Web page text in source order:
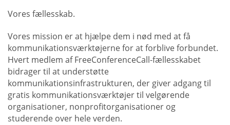
Vores fællesskab.
Vores mission er at hjælpe dem i nød med at få
kommunikationsværktøjerne for at forblive forbundet.
Hvert medlem af FreeConferenceCall-fællesskabet
bidrager til at understøtte
kommunikationsinfrastrukturen, der giver adgang til
gratis kommunikationsværktøjer til velgørende
organisationer, nonprofitorganisationer og
studerende over hele verden.